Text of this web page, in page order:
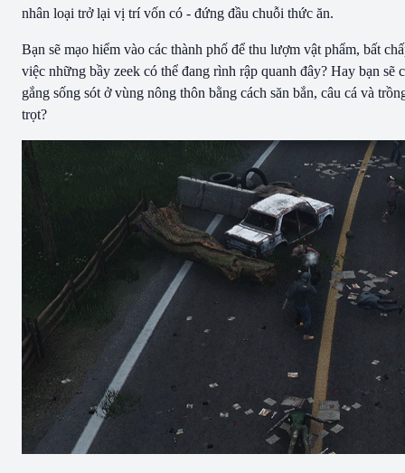
nhân loại trở lại vị trí vốn có - đứng đầu chuỗi thức ăn.
Bạn sẽ mạo hiểm vào các thành phố để thu lượm vật phẩm, bất
việc những bầy zeek có thể đang rình rập quanh đây? Hay bạn sẽ
gắng sống sót ở vùng nông thôn bằng cách săn bắn, câu cá và
trọt?